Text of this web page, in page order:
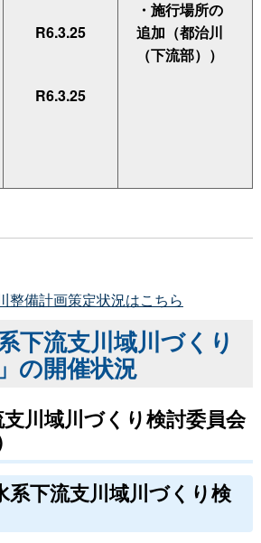
R6.3.25
R6.3.25
・施行場所の
追加（都治川
（下流部））
整備計画策定状況はこちら
下流支川域川づくり
の開催状況
川域川づくり検討委員会
系下流支川域川づくり検